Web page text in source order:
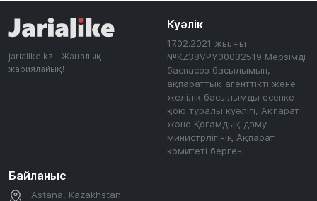
jarialike.kz - Жаңалық
жариялайық!
Куәлік
17.02.2021 жылғы
№KZ38VPY00032519 Мерзімді
баспасөз басылымын,
ақпараттық агенттікті және
желілік басылымды есепке
қою туралы куәлігі, Ақпарат
және Қоғамдық даму
министрлігінің Ақпарат
комитеті берген.
Байланыс
Astana, Kazakhstan